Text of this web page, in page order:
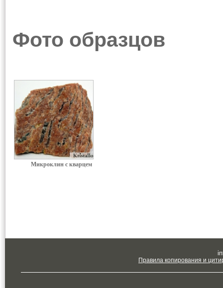
Фото образцов
Микроклин с кварцем
Правила копирования и